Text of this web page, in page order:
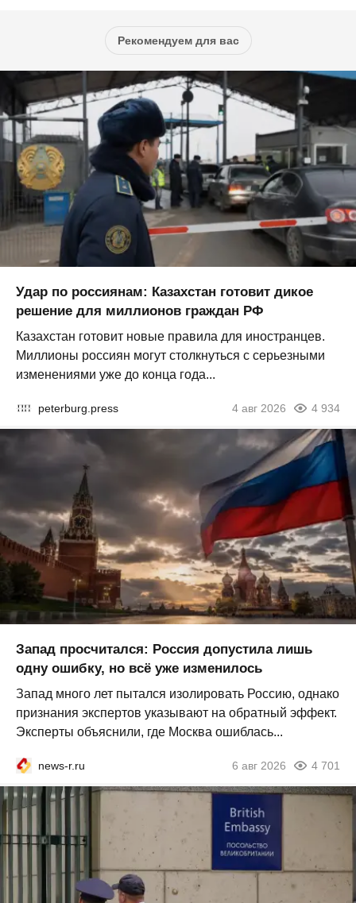
Рекомендуем для вас
Удар по россиянам: Казахстан готовит дикое
решение для миллионов граждан РФ
Казахстан готовит новые правила для иностранцев.
Миллионы россиян могут столкнуться с серьезными
изменениями уже до конца года...
peterburg.press 4 авг 2026 4 934
Запад просчитался: Россия допустила лишь
одну ошибку, но всё уже изменилось
Запад много лет пытался изолировать Россию, однако
признания экспертов указывают на обратный эффект.
Эксперты объяснили, где Москва ошиблась...
news-r.ru 6 авг 2026 4 701